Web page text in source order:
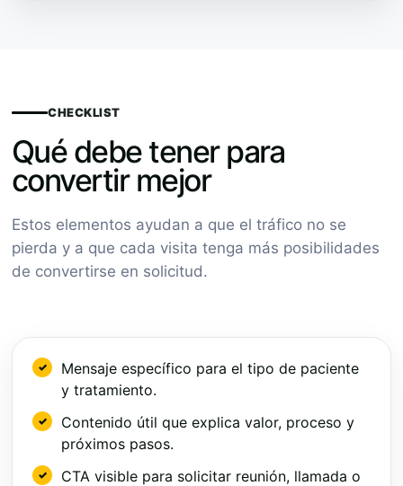
CHECKLIST
Qué debe tener para
convertir mejor
Estos elementos ayudan a que el tráfico no se
pierda y a que cada visita tenga más posibilidades
de convertirse en solicitud.
Mensaje específico para el tipo de paciente
y tratamiento.
Contenido útil que explica valor, proceso y
próximos pasos.
CTA visible para solicitar reunión, llamada o